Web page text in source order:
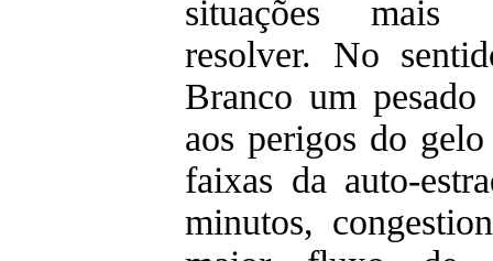
situações mais
resolver. No
Branco um
aos perigos do
faixas da auto-
minutos,